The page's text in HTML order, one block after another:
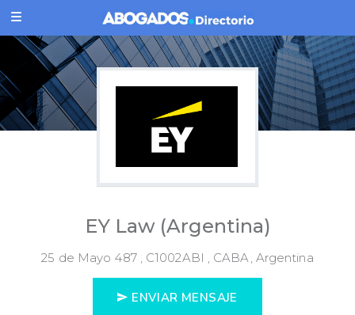
EY Law (Argentina)
25 de Mayo 487 , C1002ABI , CABA, Argentina
ENVIAR MENSAJE